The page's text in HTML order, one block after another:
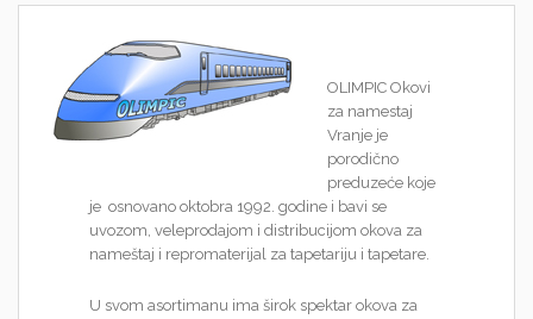
OLIMPIC Okovi
za namestaj
Vranje je
porodično
preduzeće koje
je osnovano oktobra 1992. godine i bavi se
uvozom, veleprodajom i distribucijom okova za
nameštaj i repromaterijal za tapetariju i tapetare.
U svom asortimanu ima širok spektar okova za